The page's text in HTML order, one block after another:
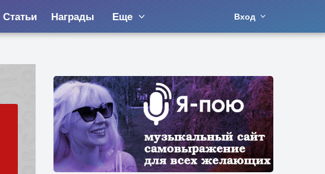
Статьи Награды Еще Вход